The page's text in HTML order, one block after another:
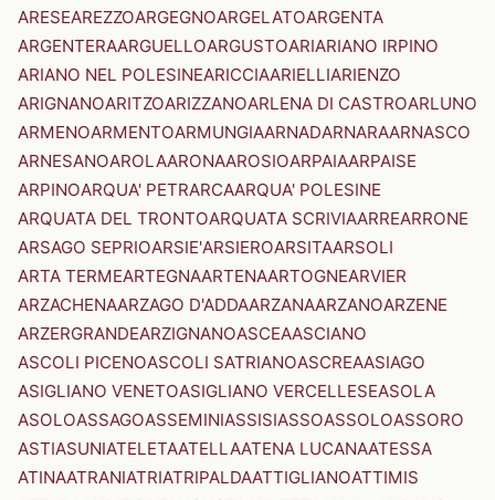
ARESEAREZZOARGEGNOARGELATOARGENTA
ARGENTERAARGUELLOARGUSTOARIARIANO IRPINO
ARIANO NEL POLESINEARICCIAARIELLIARIENZO
ARIGNANOARITZOARIZZANOARLENA DI CASTROARLUNO
ARMENOARMENTOARMUNGIAARNADARNARAARNASCO
ARNESANOAROLAARONAAROSIOARPAIAARPAISE
ARPINOARQUA' PETRARCAARQUA' POLESINE
ARQUATA DEL TRONTOARQUATA SCRIVIAARREARRONE
ARSAGO SEPRIOARSIE'ARSIEROARSITAARSOLI
ARTA TERMEARTEGNAARTENAARTOGNEARVIER
ARZACHENAARZAGO D'ADDAARZANAARZANOARZENE
ARZERGRANDEARZIGNANOASCEAASCIANO
ASCOLI PICENOASCOLI SATRIANOASCREAASIAGO
ASIGLIANO VENETOASIGLIANO VERCELLESEASOLA
ASOLOASSAGOASSEMINIASSISIASSOASSOLOASSORO
ASTIASUNIATELETAATELLAATENA LUCANAATESSA
ATINAATRANIATRIATRIPALDAATTIGLIANOATTIMIS